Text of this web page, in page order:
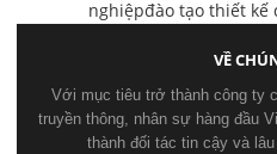
nghiệpđào tạo thiết kế
VỀ
Với mục tiêu trở thành công ty
truyền thông, nhân sự hàng đầu
thành đối tác tin cậy và